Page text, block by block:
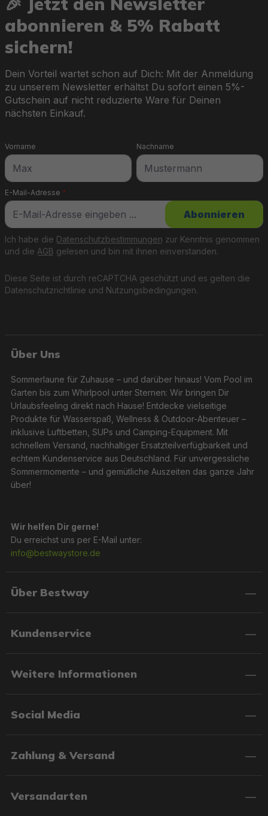
abonnieren & 5% Rabatt
sichern!
Dein Vorteil wartet schon auf Dich: Mit der Anmeldung
zu unserem Newsletter erhältst Du sofort einen 5%-
Gutschein auf nicht reduzierte Ware für Deinen
nächsten Einkauf.
E-Mail-Adresse *
Vorname Nachname
Diese Seite ist durch reCAPTCHA geschützt und es gelten die
Datenschutzrichtlinie und Nutzungsbedingungen.
Ich habe die Datenschutzbestimmungen zur Kenntnis genommen
und die AGB gelesen und bin mit ihnen einverstanden.
Abonnieren
Über Uns
Sommerlaune für Zuhause – und darüber hinaus! Vom Pool im
Garten bis zum Whirlpool unter Sternen: Wir bringen Dir
Urlaubsfeeling direkt nach Hause! Entdecke vielseitige
Produkte für Wasserspaß, Wellness & Outdoor-Abenteuer –
inklusive Luftbetten, SUPs und Camping-Equipment. Mit
schnellem Versand, nachhaltiger Ersatzteilverfügbarkeit und
echtem Kundenservice aus Deutschland. Für unvergessliche
Sommermomente – und gemütliche Auszeiten das ganze Jahr
über!
Wir helfen Dir gerne!
Du erreichst uns per E-Mail unter:
info@bestwaystore.de
Über Bestway
Kundenservice
Weitere Informationen
Social Media
Zahlung & Versand
Versandarten